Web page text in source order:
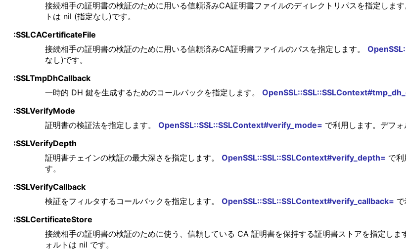
接続相手の証明書の検証のために用いる信頼済みCA証明書ファイルのディレクトリパスを指定します
トは nil (指定なし)です。
:SSLCACertificateFile
接続相手の証明書の検証のために用いる信頼済みCA証明書ファイルのパスを指定します。
なし)です。
:SSLTmpDhCallback
一時的 DH 鍵を生成するためのコールバックを指定します。
:SSLVerifyMode
証明書の検証法を指定します。 OpenSSL::SSL::SSLContext#verify_mode= で利用します。デフォ
:SSLVerifyDepth
証明書チェインの検証の最大深さを指定します。 OpenSSL::SSL::SSLContext#verify_depth= で
す。
:SSLVerifyCallback
検証をフィルタするコールバックを指定します。 OpenSSL::SSL::SSLContext#verify_callback=
:SSLCertificateStore
接続相手の証明書の検証のために使う、信頼している CA 証明書を保持する証明書ストアを指定しま
ォルトは nil です。